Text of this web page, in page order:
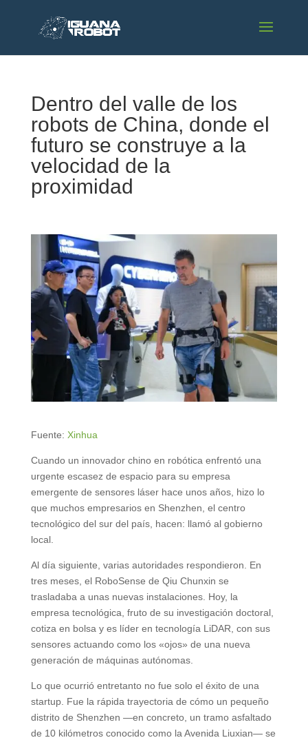
Dentro del valle de los
robots de China, donde el
futuro se construye a la
velocidad de la
proximidad
Fuente: Xinhua
Cuando un innovador chino en robótica enfrentó una
urgente escasez de espacio para su empresa
emergente de sensores láser hace unos años, hizo lo
que muchos empresarios en Shenzhen, el centro
tecnológico del sur del país, hacen: llamó al gobierno
local.
Al día siguiente, varias autoridades respondieron. En
tres meses, el RoboSense de Qiu Chunxin se
trasladaba a unas nuevas instalaciones. Hoy, la
empresa tecnológica, fruto de su investigación doctoral,
cotiza en bolsa y es líder en tecnología LiDAR, con sus
sensores actuando como los «ojos» de una nueva
generación de máquinas autónomas.
Lo que ocurrió entretanto no fue solo el éxito de una
startup. Fue la rápida trayectoria de cómo un pequeño
distrito de Shenzhen —en concreto, un tramo asfaltado
de 10 kilómetros conocido como la Avenida Liuxian— se